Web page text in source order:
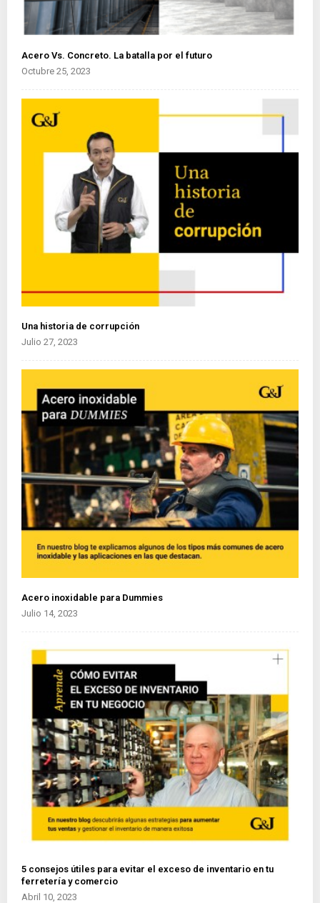
Acero Vs. Concreto. La batalla por el futuro
Octubre 25, 2023
Una historia de corrupción
Julio 27, 2023
Acero inoxidable para Dummies
Julio 14, 2023
5 consejos útiles para evitar el exceso de inventario en tu
ferretería y comercio
Abril 10, 2023